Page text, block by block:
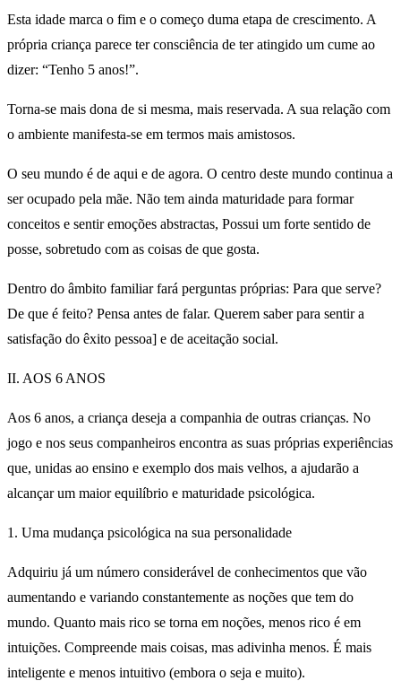
Esta idade marca o fim e o começo duma etapa de crescimento. A
própria criança parece ter consciência de ter atingido um cume ao
dizer: “Tenho 5 anos!”.
Torna-se mais dona de si mesma, mais reservada. A sua relação com
o ambiente manifesta-se em termos mais amistosos.
O seu mundo é de aqui e de agora. O centro deste mundo continua a
ser ocupado pela mãe. Não tem ainda maturidade para formar
conceitos e sentir emoções abstractas, Possui um forte sentido de
posse, sobretudo com as coisas de que gosta.
Dentro do âmbito familiar fará perguntas próprias: Para que serve?
De que é feito? Pensa antes de falar. Querem saber para sentir a
satisfação do êxito pessoa] e de aceitação social.
II. AOS 6 ANOS
Aos 6 anos, a criança deseja a companhia de outras crianças. No
jogo e nos seus companheiros encontra as suas próprias experiências
que, unidas ao ensino e exemplo dos mais velhos, a ajudarão a
alcançar um maior equilíbrio e maturidade psicológica.
1. Uma mudança psicológica na sua personalidade
Adquiriu já um número considerável de conhecimentos que vão
aumentando e variando constantemente as noções que tem do
mundo. Quanto mais rico se torna em noções, menos rico é em
intuições. Compreende mais coisas, mas adivinha menos. É mais
inteligente e menos intuitivo (embora o seja e muito).